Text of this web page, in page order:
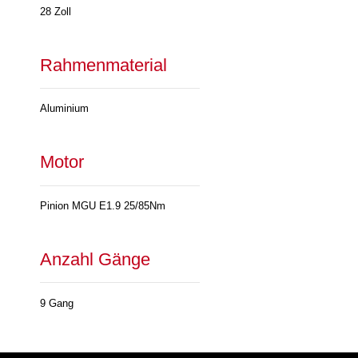
28 Zoll
Rahmenmaterial
Aluminium
Motor
Pinion MGU E1.9 25/85Nm
Anzahl Gänge
9 Gang